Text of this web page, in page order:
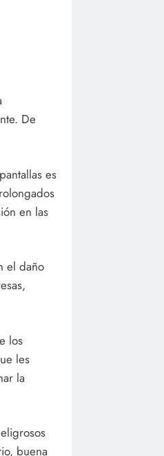
De
es
en las
el daño
los
les
la
buena